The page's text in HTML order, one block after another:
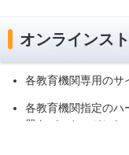
オンラインス
各教育機関専用のサ
各教育機関指定のハ
器をパッケージにし